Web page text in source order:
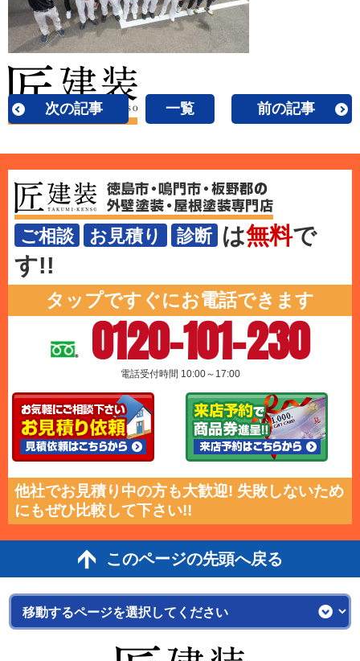
次の記事 一覧 前の記事
ご相談 お見積り 診断 は無料で
す!!
タップですぐにお電話できます
0120-101-230
電話受付時間 10:00～17:00
他社でお見積り中の方も大歓迎! 失敗しないため
にもぜひ比較して下さい!!
このページの先頭へ戻る